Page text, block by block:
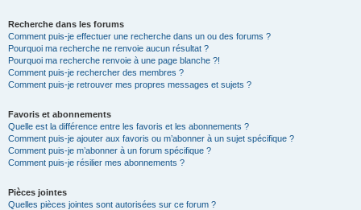
Recherche dans les forums
Comment puis-je effectuer une recherche dans un ou des forums ?
Pourquoi ma recherche ne renvoie aucun résultat ?
Pourquoi ma recherche renvoie à une page blanche ?!
Comment puis-je rechercher des membres ?
Comment puis-je retrouver mes propres messages et sujets ?
Favoris et abonnements
Quelle est la différence entre les favoris et les abonnements ?
Comment puis-je ajouter aux favoris ou m’abonner à un sujet spécifique ?
Comment puis-je m’abonner à un forum spécifique ?
Comment puis-je résilier mes abonnements ?
Pièces jointes
Quelles pièces jointes sont autorisées sur ce forum ?